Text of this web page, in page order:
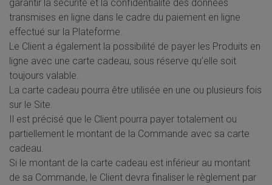
garantir la sécurité et la confidentialité des données
transmises en ligne dans le cadre du paiement en ligne
effectué sur la Plateforme.
Le Client a également la possibilité de payer les Produits en
ligne avec une carte cadeau, sous réserve qu’elle soit
toujours valable.
La carte cadeau pourra être utilisée en une ou plusieurs fois
sur le Site.
Il est précisé que le Client pourra payer totalement ou
partiellement le montant de la Commande avec sa carte
cadeau.
Si le montant de la carte cadeau est inférieur au montant
de sa Commande, le Client devra finaliser le règlement par